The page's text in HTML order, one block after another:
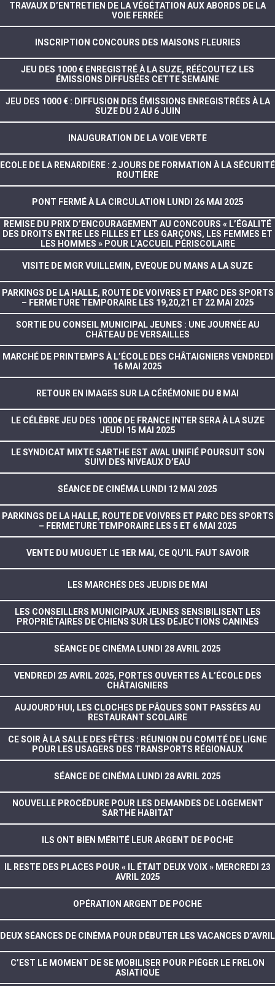
TRAVAUX D’ENTRETIEN DE LA VÉGÉTATION AUX ABORDS DE LA
VOIE FERRÉE
INSCRIPTION CONCOURS DES MAISONS FLEURIES
JEU DES 1000 € ENREGISTRÉ À LA SUZE, RÉÉCOUTEZ LES
ÉMISSIONS DIFFUSÉES CETTE SEMAINE
JEU DES 1000 € : DIFFUSION DES ÉMISSIONS ENREGISTRÉES À LA
SUZE DU 2 AU 6 JUIN
INAUGURATION DE LA VOIE VERTE
ECOLE DE LA RENARDIÈRE : 2 JOURS DE FORMATION À LA SÉCURITÉ
ROUTIÈRE
PONT FERMÉ À LA CIRCULATION LUNDI 26 MAI 2025
REMISE DU PRIX D’ENCOURAGEMENT AU CONCOURS « L’ÉGALITÉ
DES DROITS ENTRE LES FILLES ET LES GARÇONS, LES FEMMES ET
LES HOMMES » POUR L’ACCUEIL PÉRISCOLAIRE
VISITE DE MGR VUILLEMIN, EVEQUE DU MANS A LA SUZE
PARKINGS DE LA HALLE, ROUTE DE VOIVRES ET PARC DES SPORTS
– FERMETURE TEMPORAIRE LES 19,20,21 ET 22 MAI 2025
SORTIE DU CONSEIL MUNICIPAL JEUNES : UNE JOURNÉE AU
CHÂTEAU DE VERSAILLES
MARCHÉ DE PRINTEMPS À L’ÉCOLE DES CHÂTAIGNIERS VENDREDI
16 MAI 2025
RETOUR EN IMAGES SUR LA CÉRÉMONIE DU 8 MAI
LE CÉLÈBRE JEU DES 1000€ DE FRANCE INTER SERA À LA SUZE
JEUDI 15 MAI 2025
LE SYNDICAT MIXTE SARTHE EST AVAL UNIFIÉ POURSUIT SON
SUIVI DES NIVEAUX D’EAU
SÉANCE DE CINÉMA LUNDI 12 MAI 2025
PARKINGS DE LA HALLE, ROUTE DE VOIVRES ET PARC DES SPORTS
– FERMETURE TEMPORAIRE LES 5 ET 6 MAI 2025
VENTE DU MUGUET LE 1ER MAI, CE QU’IL FAUT SAVOIR
LES MARCHÉS DES JEUDIS DE MAI
LES CONSEILLERS MUNICIPAUX JEUNES SENSIBILISENT LES
PROPRIÉTAIRES DE CHIENS SUR LES DÉJECTIONS CANINES
SÉANCE DE CINÉMA LUNDI 28 AVRIL 2025
VENDREDI 25 AVRIL 2025, PORTES OUVERTES À L’ÉCOLE DES
CHÂTAIGNIERS
AUJOURD’HUI, LES CLOCHES DE PÂQUES SONT PASSÉES AU
RESTAURANT SCOLAIRE
CE SOIR À LA SALLE DES FÊTES : RÉUNION DU COMITÉ DE LIGNE
POUR LES USAGERS DES TRANSPORTS RÉGIONAUX
SÉANCE DE CINÉMA LUNDI 28 AVRIL 2025
NOUVELLE PROCÉDURE POUR LES DEMANDES DE LOGEMENT
SARTHE HABITAT
ILS ONT BIEN MÉRITÉ LEUR ARGENT DE POCHE
IL RESTE DES PLACES POUR « IL ÉTAIT DEUX VOIX » MERCREDI 23
AVRIL 2025
OPÉRATION ARGENT DE POCHE
DEUX SÉANCES DE CINÉMA POUR DÉBUTER LES VACANCES D’AVRIL
C’EST LE MOMENT DE SE MOBILISER POUR PIÉGER LE FRELON
ASIATIQUE